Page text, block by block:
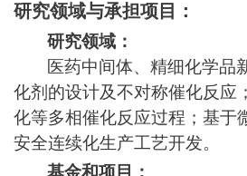
研究领域与承担项目：
研究领域：
医药中间体、精细化学品
化剂的设计及不对称催化反应
化等多相催化反应过程；基于
安全连续化生产工艺开发。
基金和项目：